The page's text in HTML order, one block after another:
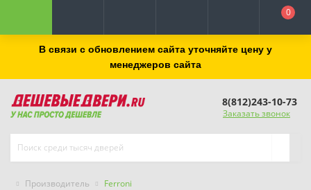
В связи с обновлением сайта уточняйте цену у
менеджеров сайта
0
8(812)243-10-73
Заказать звонок
Производитель Ferroni